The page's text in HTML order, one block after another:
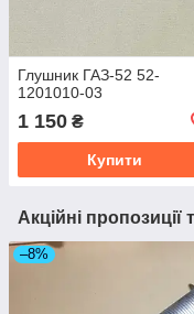
Глушник ГАЗ-52 52-
1201010-03
1 150 ₴
Купити
Акційні пропозиції
–8%